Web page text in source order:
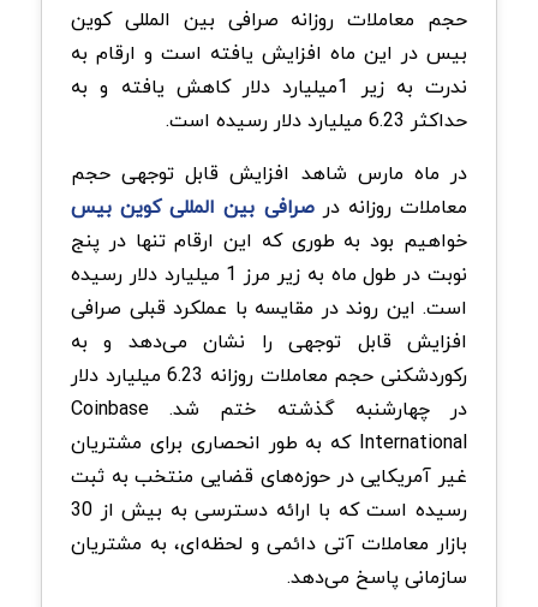
حجم معاملات روزانه صرافی بین المللی کوین
بیس در این ماه افزایش یافته است و ارقام به
ندرت به زیر 1میلیارد دلار کاهش یافته و به
حداکثر 6.23 میلیارد دلار رسیده است.
در ماه مارس شاهد افزایش قابل توجهی حجم
معاملات روزانه درصرافی بین‌ المللی کوین بیس
خواهیم بود به طوری که این ارقام تنها در پنج
نوبت در طول ماه به زیر مرز 1 میلیارد دلار رسیده
است. این روند در مقایسه با عملکرد قبلی صرافی
افزایش قابل توجهی را نشان می‌دهد و به
رکوردشکنی حجم معاملات روزانه 6.23 میلیارد دلار
در چهارشنبه گذشته ختم شد. Coinbase
International که به طور انحصاری برای مشتریان
غیر آمریکایی در حوزه‌های قضایی منتخب به ثبت
رسیده است که با ارائه دسترسی به بیش از 30
بازار معاملات آتی دائمی و لحظه‌ای، به مشتریان
سازمانی پاسخ می‌دهد.